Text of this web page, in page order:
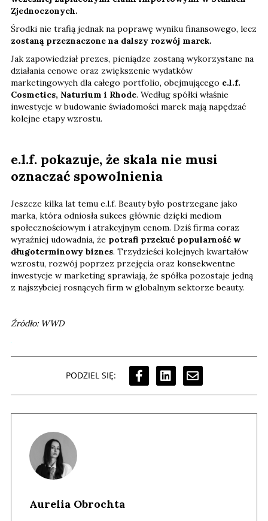
Zjednoczonych.
Środki nie trafią jednak na poprawę wyniku finansowego, lecz
zostaną przeznaczone na dalszy rozwój marek.
Jak zapowiedział prezes, pieniądze zostaną wykorzystane na
działania cenowe oraz zwiększenie wydatków
marketingowych dla całego portfolio, obejmującego e.l.f.
Cosmetics, Naturium i Rhode. Według spółki właśnie
inwestycje w budowanie świadomości marek mają napędzać
kolejne etapy wzrostu.
e.l.f. pokazuje, że skala nie musi
oznaczać spowolnienia
Jeszcze kilka lat temu e.l.f. Beauty było postrzegane jako
marka, która odniosła sukces głównie dzięki mediom
społecznościowym i atrakcyjnym cenom. Dziś firma coraz
wyraźniej udowadnia, że potrafi przekuć popularność w
długoterminowy biznes. Trzydzieści kolejnych kwartałów
wzrostu, rozwój poprzez przejęcia oraz konsekwentne
inwestycje w marketing sprawiają, że spółka pozostaje jedną
z najszybciej rosnących firm w globalnym sektorze beauty.
Źródło: WWD
PODZIEL SIĘ:
Aurelia Obrochta